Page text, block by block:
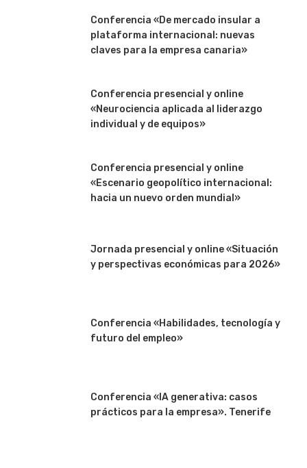
Conferencia «De mercado insular a
plataforma internacional: nuevas
claves para la empresa canaria»
Conferencia presencial y online
«Neurociencia aplicada al liderazgo
individual y de equipos»
Conferencia presencial y online
«Escenario geopolítico internacional:
hacia un nuevo orden mundial»
Jornada presencial y online «Situación
y perspectivas económicas para 2026»
Conferencia «Habilidades, tecnología y
futuro del empleo»
Conferencia «IA generativa: casos
prácticos para la empresa». Tenerife